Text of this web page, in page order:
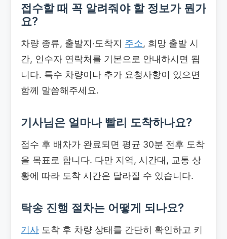
접수할 때 꼭 알려줘야 할 정보가 뭔가
요?
차량 종류, 출발지·도착지 주소, 희망 출발 시
간, 인수자 연락처를 기본으로 안내하시면 됩
니다. 특수 차량이나 추가 요청사항이 있으면
함께 말씀해주세요.
기사님은 얼마나 빨리 도착하나요?
접수 후 배차가 완료되면 평균 30분 전후 도착
을 목표로 합니다. 다만 지역, 시간대, 교통 상
황에 따라 도착 시간은 달라질 수 있습니다.
탁송 진행 절차는 어떻게 되나요?
기사 도착 후 차량 상태를 간단히 확인하고 키